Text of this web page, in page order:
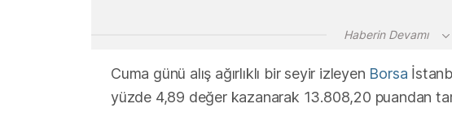
Haberin Devamı
Cuma günü alış ağırlıklı bir seyir izleyen Borsa
yüzde 4,89 değer kazanarak 13.808,20 puandan